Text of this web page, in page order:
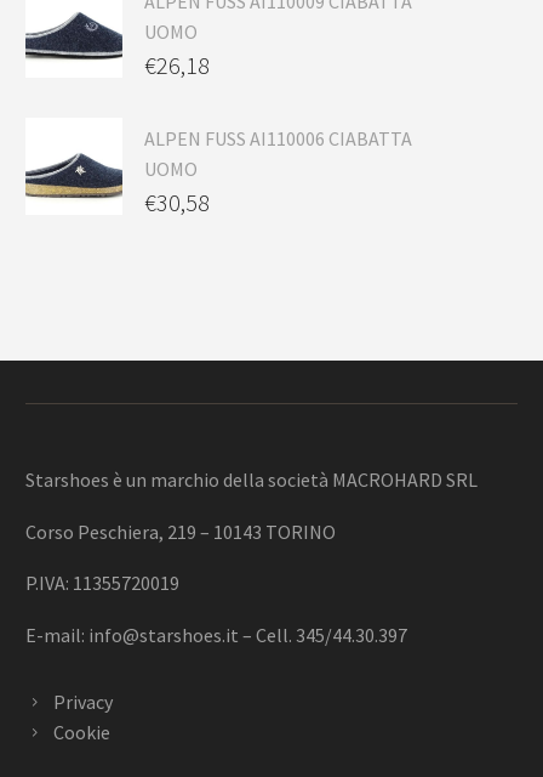
UOMO
€26,18
ALPEN FUSS AI110006 CIABATTA
UOMO
€30,58
Starshoes è un marchio della società MACROHARD SRL
Corso Peschiera, 219 – 10143 TORINO
P.IVA: 11355720019
E-mail: info@starshoes.it – Cell. 345/44.30.397
Privacy
Cookie